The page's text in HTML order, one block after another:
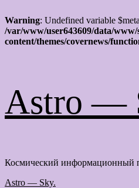
Warning: Undefined variable
/var/www/user643609/data/
content/themes/covernews/
содержимому
Astro —
Космический информационный
Основное
Astro — Sky.